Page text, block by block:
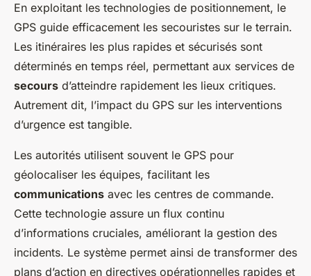
En exploitant les technologies de positionnement, le
GPS guide efficacement les secouristes sur le terrain.
Les itinéraires les plus rapides et sécurisés sont
déterminés en temps réel, permettant aux services de
secours d’atteindre rapidement les lieux critiques.
Autrement dit, l’impact du GPS sur les interventions
d’urgence est tangible.
Les autorités utilisent souvent le GPS pour
géolocaliser les équipes, facilitant les
communications avec les centres de commande.
Cette technologie assure un flux continu
d’informations cruciales, améliorant la gestion des
incidents. Le système permet ainsi de transformer des
plans d’action en directives opérationnelles rapides et